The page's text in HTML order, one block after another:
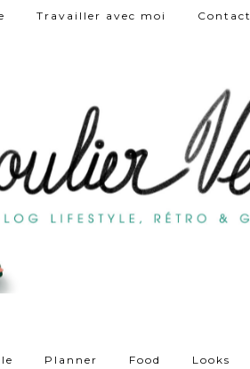
Travailler avec moi Contact
Planner Food Looks